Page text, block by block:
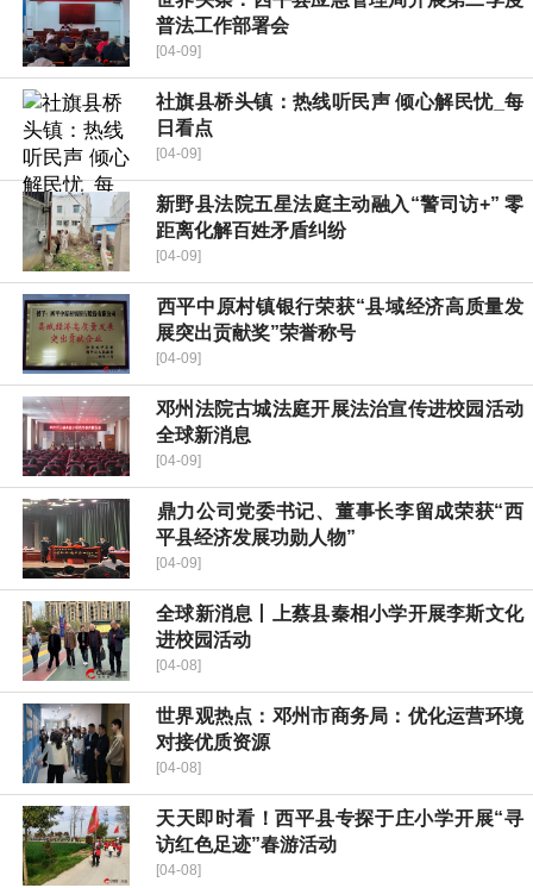
普法工作部署会
[04-09]
社旗县桥头镇：热线听民声 倾心解民忧_每
日看点
[04-09]
新野县法院五星法庭主动融入“警司访+” 零
距离化解百姓矛盾纠纷
[04-09]
​西平中原村镇银行荣获“县域经济高质量发
展突出贡献奖”荣誉称号
[04-09]
邓州法院古城法庭开展法治宣传进校园活动
全球新消息
[04-09]
​鼎力公司党委书记、董事长李留成荣获“西
平县经济发展功勋人物”
[04-09]
全球新消息丨上蔡县秦相小学开展李斯文化
进校园活动
[04-08]
世界观热点：邓州市商务局：优化运营环境
对接优质资源
[04-08]
天天即时看！西平县专探于庄小学开展“寻
访红色足迹”春游活动
[04-08]